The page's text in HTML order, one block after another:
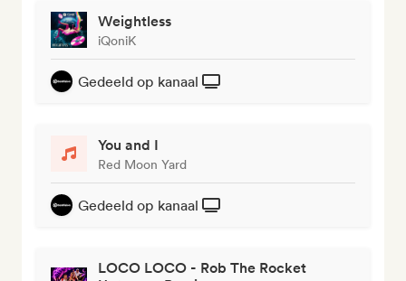
Weightless
iQoniK
Gedeeld op kanaal
You and I
Red Moon Yard
Gedeeld op kanaal
LOCO LOCO - Rob The Rocket